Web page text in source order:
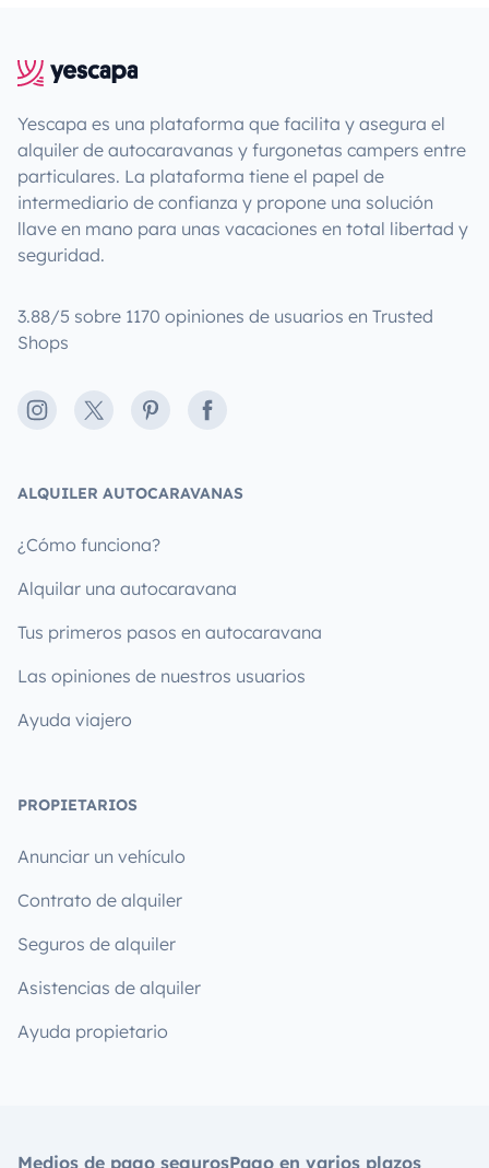
Yescapa es una plataforma que facilita y asegura el
alquiler de autocaravanas y furgonetas campers entre
particulares. La plataforma tiene el papel de
intermediario de confianza y propone una solución
llave en mano para unas vacaciones en total libertad y
seguridad.
3.88/5 sobre 1170 opiniones de usuarios en Trusted
Shops
Instagram
X PinterestFacebook
ALQUILER AUTOCARAVANAS
¿Cómo funciona?
Alquilar una autocaravana
Tus primeros pasos en autocaravana
Las opiniones de nuestros usuarios
Ayuda viajero
PROPIETARIOS
Anunciar un vehículo
Contrato de alquiler
Seguros de alquiler
Asistencias de alquiler
Ayuda propietario
Medios de pago segurosPago en varios plazos